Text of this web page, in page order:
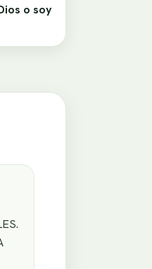
o soy